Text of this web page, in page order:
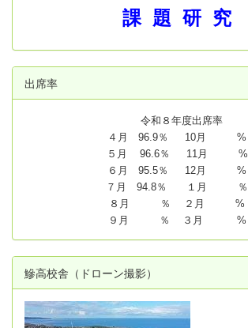
課 題 研 究
出席率
令和８年度出席率
４月 96.9％ 10月 %
５月 96.6％ 11月 %
６月 95.5％ 12月 %
７月 94.8％ １月 ％
８月 ％ ２月 %
９月 ％ ３月 %
鰺高校舎（ドローン撮影）